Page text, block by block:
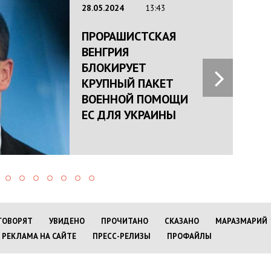
28.05.2024 13:43
ПРОРАШИСТСКАЯ
ВЕНГРИЯ
БЛОКИРУЕТ
КРУПНЫЙ ПАКЕТ
ВОЕННОЙ ПОМОЩИ
ЕС ДЛЯ УКРАИНЫ
УВИДЕНО ПРОЧИТАНО СКАЗАНО МАРАЗМАРИЙ
РЕКЛАМА НА САЙТЕ
ПРЕСС-РЕЛИЗЫ ПРОФАЙЛЫ